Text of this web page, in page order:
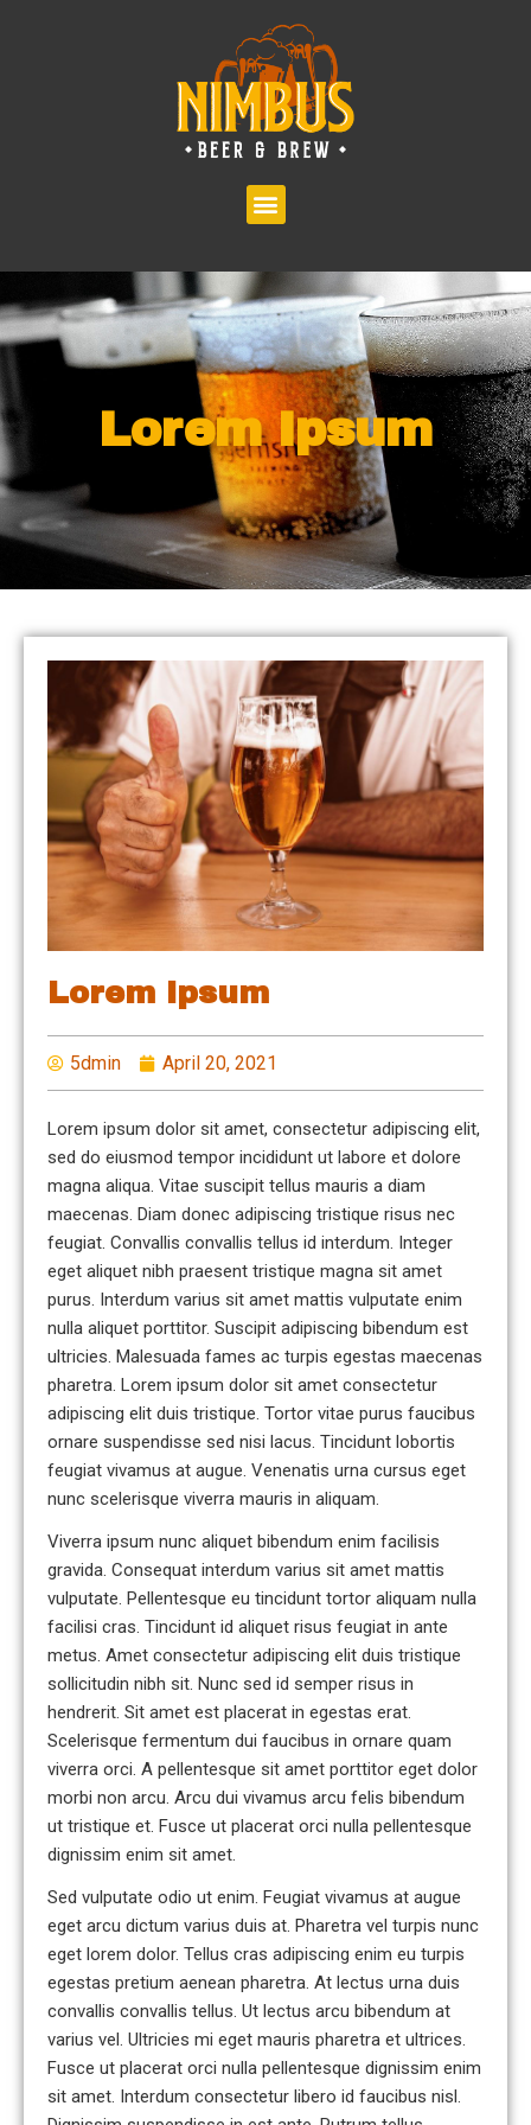
Lorem Ipsum
Lorem Ipsum
5dmin April 20, 2021
Lorem ipsum dolor sit amet, consectetur adipiscing elit,
sed do eiusmod tempor incididunt ut labore et dolore
magna aliqua. Vitae suscipit tellus mauris a diam
maecenas. Diam donec adipiscing tristique risus nec
feugiat. Convallis convallis tellus id interdum. Integer
eget aliquet nibh praesent tristique magna sit amet
purus. Interdum varius sit amet mattis vulputate enim
nulla aliquet porttitor. Suscipit adipiscing bibendum est
ultricies. Malesuada fames ac turpis egestas maecenas
pharetra. Lorem ipsum dolor sit amet consectetur
adipiscing elit duis tristique. Tortor vitae purus faucibus
ornare suspendisse sed nisi lacus. Tincidunt lobortis
feugiat vivamus at augue. Venenatis urna cursus eget
nunc scelerisque viverra mauris in aliquam.
Viverra ipsum nunc aliquet bibendum enim facilisis
gravida. Consequat interdum varius sit amet mattis
vulputate. Pellentesque eu tincidunt tortor aliquam nulla
facilisi cras. Tincidunt id aliquet risus feugiat in ante
metus. Amet consectetur adipiscing elit duis tristique
sollicitudin nibh sit. Nunc sed id semper risus in
hendrerit. Sit amet est placerat in egestas erat.
Scelerisque fermentum dui faucibus in ornare quam
viverra orci. A pellentesque sit amet porttitor eget dolor
morbi non arcu. Arcu dui vivamus arcu felis bibendum
ut tristique et. Fusce ut placerat orci nulla pellentesque
dignissim enim sit amet.
Sed vulputate odio ut enim. Feugiat vivamus at augue
eget arcu dictum varius duis at. Pharetra vel turpis nunc
eget lorem dolor. Tellus cras adipiscing enim eu turpis
egestas pretium aenean pharetra. At lectus urna duis
convallis convallis tellus. Ut lectus arcu bibendum at
varius vel. Ultricies mi eget mauris pharetra et ultrices.
Fusce ut placerat orci nulla pellentesque dignissim enim
sit amet. Interdum consectetur libero id faucibus nisl.